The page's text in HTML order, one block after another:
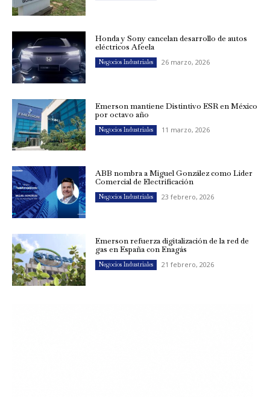
Honda y Sony cancelan desarrollo de autos
eléctricos Afeela
Negocios Industriales 26 marzo, 2026
Emerson mantiene Distintivo ESR en México
por octavo año
Negocios Industriales 11 marzo, 2026
ABB nombra a Miguel González como Líder
Comercial de Electrificación
Negocios Industriales 23 febrero, 2026
Emerson refuerza digitalización de la red de
gas en España con Enagás
Negocios Industriales 21 febrero, 2026